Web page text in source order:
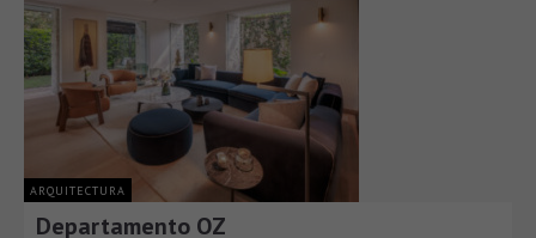
ARQUITECTURA
Departamento OZ